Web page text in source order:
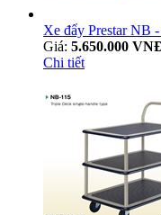
Xe đẩy Prestar NB
Giá: 5.650.000
Chi tiết